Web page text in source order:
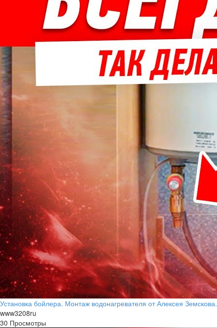
Установка бойлера. Монтаж водонагревателя от Алексея Земскова.
www3208ru
30 Просмотры